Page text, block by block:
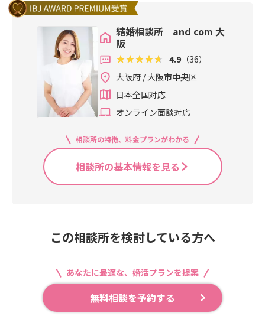
結婚相談所 and com 大
阪
4.9 （36）
大阪府 / 大阪市中央区
日本全国対応
オンライン面談対応
相談所の特徴、料金プランがわかる
相談所の基本情報を見る
この相談所を検討している方へ
あなたに最適な、婚活プランを提案
無料相談を予約する